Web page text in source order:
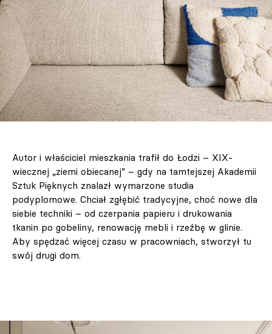
Autor i właściciel mieszkania trafił do Łodzi – XIX-
wiecznej „ziemi obiecanej” – gdy na tamtejszej Akademii
Sztuk Pięknych znalazł wymarzone studia
podyplomowe. Chciał zgłębić tradycyjne, choć nowe dla
siebie techniki – od czerpania papieru i drukowania
tkanin po gobeliny, renowację mebli i rzeźbę w glinie.
Aby spędzać więcej czasu w pracowniach, stworzył tu
swój drugi dom.